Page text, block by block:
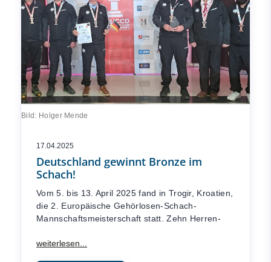
Bild: Holger Mende
17.04.2025
Deutschland gewinnt Bronze im
Schach!
Vom 5. bis 13. April 2025 fand in Trogir, Kroatien,
die 2. Europäische Gehörlosen-Schach-
Mannschaftsmeisterschaft statt. Zehn Herren-